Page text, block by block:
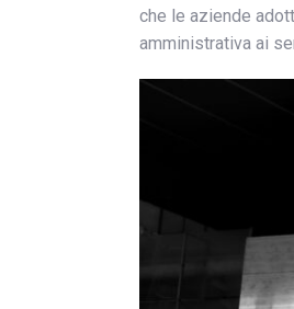
che le aziende
amministrativa ai